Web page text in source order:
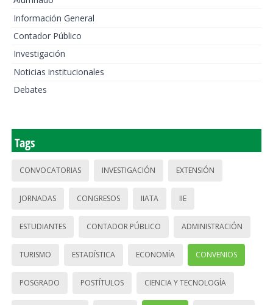
Información General
Contador Público
Investigación
Noticias institucionales
Debates
Tags
CONVOCATORIAS INVESTIGACIÓN EXTENSIÓN
JORNADAS CONGRESOS IIATA IIE
ESTUDIANTES CONTADOR PÚBLICO ADMINISTRACIÓN
TURISMO ESTADÍSTICA ECONOMÍA CONVENIOS
POSGRADO POSTÍTULOS CIENCIA Y TECNOLOGÍA